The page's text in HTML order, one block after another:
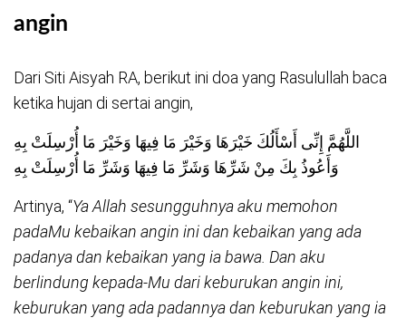
angin
Dari Siti Aisyah RA, berikut ini doa yang Rasulullah baca
ketika hujan di sertai angin,
اللَّهُمَّ إِنِّى أَسْأَلُكَ خَيْرَهَا وَخَيْرَ مَا فِيهَا وَخَيْرَ مَا أُرْسِلَتْ بِهِ
وَأَعُوذُ بِكَ مِنْ شَرِّهَا وَشَرِّ مَا فِيهَا وَشَرِّ مَا أُرْسِلَتْ بِهِ
Artinya, “Ya Allah sesungguhnya aku memohon
padaMu kebaikan angin ini dan kebaikan yang ada
padanya dan kebaikan yang ia bawa. Dan aku
berlindung kepada-Mu dari keburukan angin ini,
keburukan yang ada padannya dan keburukan yang ia